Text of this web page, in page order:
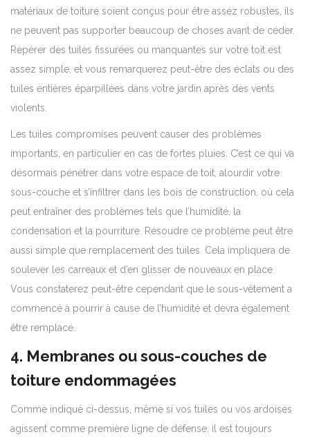
matériaux de toiture soient conçus pour être assez robustes, ils
ne peuvent pas supporter beaucoup de choses avant de céder.
Repérer des tuiles fissurées ou manquantes sur votre toit est
assez simple, et vous remarquerez peut-être des éclats ou des
tuiles entières éparpillées dans votre jardin après des vents
violents.
Les tuiles compromises peuvent causer des problèmes
importants, en particulier en cas de fortes pluies. C’est ce qui va
désormais pénétrer dans votre espace de toit, alourdir votre
sous-couche et s’infiltrer dans les bois de construction, où cela
peut entraîner des problèmes tels que l’humidité, la
condensation et la pourriture. Résoudre ce problème peut être
aussi simple que remplacement des tuiles . Cela impliquera de
soulever les carreaux et d’en glisser de nouveaux en place.
Vous constaterez peut-être cependant que le sous-vêtement a
commencé à pourrir à cause de l’humidité et devra également
être remplacé.
4. Membranes ou sous-couches de
toiture endommagées
Comme indiqué ci-dessus, même si vos tuiles ou vos ardoises
agissent comme première ligne de défense, il est toujours